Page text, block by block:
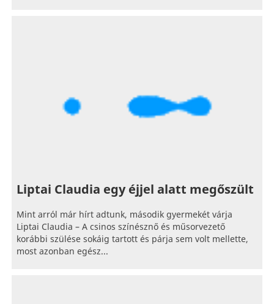
Liptai Claudia egy éjjel alatt megőszült
Mint arról már hírt adtunk, második gyermekét várja
Liptai Claudia – A csinos színésznő és műsorvezető
korábbi szülése sokáig tartott és párja sem volt mellette,
most azonban egész...